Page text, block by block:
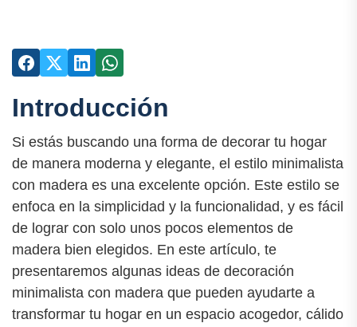
Introducción
Si estás buscando una forma de decorar tu hogar
de manera moderna y elegante, el estilo minimalista
con madera es una excelente opción. Este estilo se
enfoca en la simplicidad y la funcionalidad, y es fácil
de lograr con solo unos pocos elementos de
madera bien elegidos. En este artículo, te
presentaremos algunas ideas de decoración
minimalista con madera que pueden ayudarte a
transformar tu hogar en un espacio acogedor, cálido